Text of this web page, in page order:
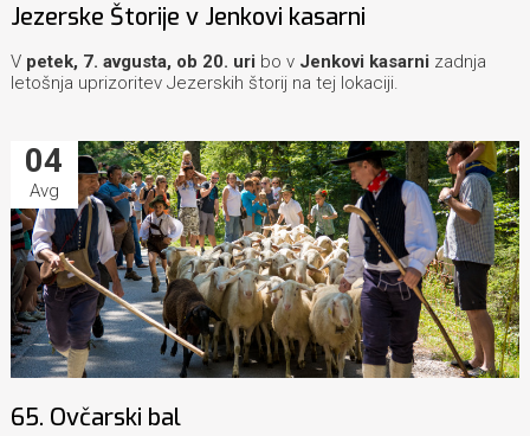
Jezerske Štorije v Jenkovi kasarni
V petek, 7. avgusta, ob 20. uri bo v Jenkovi kasarni zadnja
letošnja uprizoritev Jezerskih štorij na tej lokaciji.
04
Avg
65. Ovčarski bal